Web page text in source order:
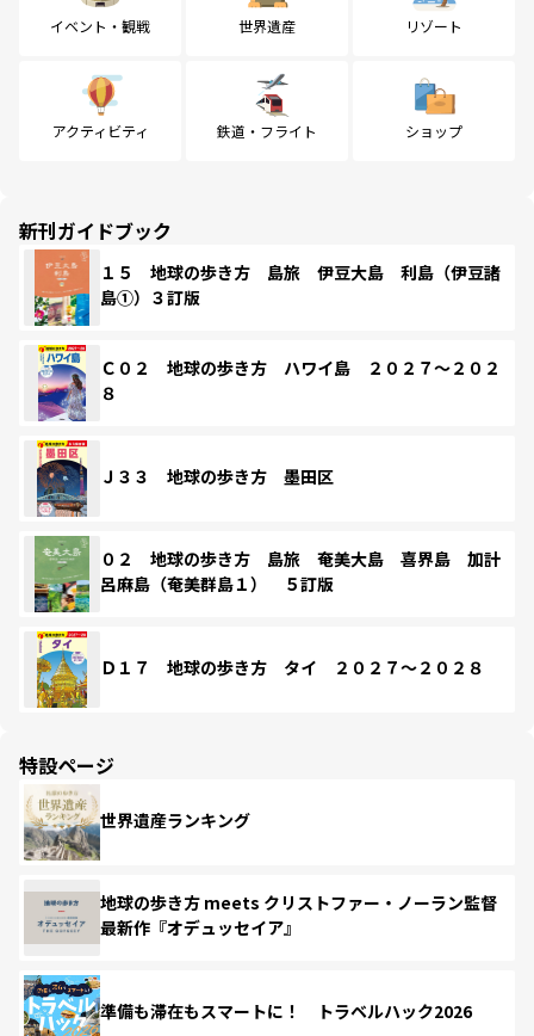
イベント・観戦 世界遺産 リゾート
アクティビティ 鉄道・フライト ショップ
新刊ガイドブック
１５ 地球の歩き方 島旅 伊豆大島 利島（伊豆諸
島①）３訂版
Ｃ０２ 地球の歩き方 ハワイ島 ２０２７～２０２
８
Ｊ３３ 地球の歩き方 墨田区
０２ 地球の歩き方 島旅 奄美大島 喜界島 加計
呂麻島（奄美群島１） ５訂版
Ｄ１７ 地球の歩き方 タイ ２０２７～２０２８
特設ページ
世界遺産ランキング
地球の歩き方 meets クリストファー・ノーラン監督
最新作『オデュッセイア』
準備も滞在もスマートに！ トラベルハック2026